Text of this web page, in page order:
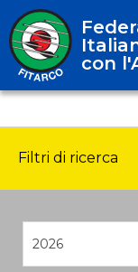
con
Filtri di ricerca
2026